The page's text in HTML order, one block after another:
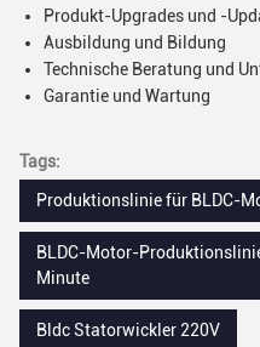
Produkt-Upgrades und -
Ausbildung und Bildung
Technische Beratung und
Garantie und Wartung
Tags:
Produktionslinie für BLDC-
BLDC-Motor-
Minute
Bldc Statorwickler 220V